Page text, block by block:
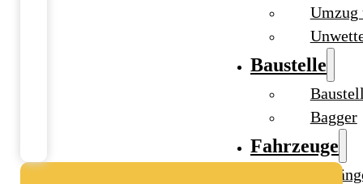
Umzug
Baustelle
Bagger
Fahrzeuge